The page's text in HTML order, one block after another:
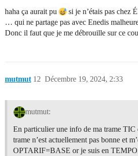
haha ça aurait pu
si je n’étais pas chez
… qui ne partage pas avec Enedis
Donc il faut que je me débrouille sur ce
mutmut Décembre 19, 2024, 2:33
12
mutmut:
En particulier une info de ma trame
trame n’est actuellement pas bonne et
OPTARIF=BASE or je suis en